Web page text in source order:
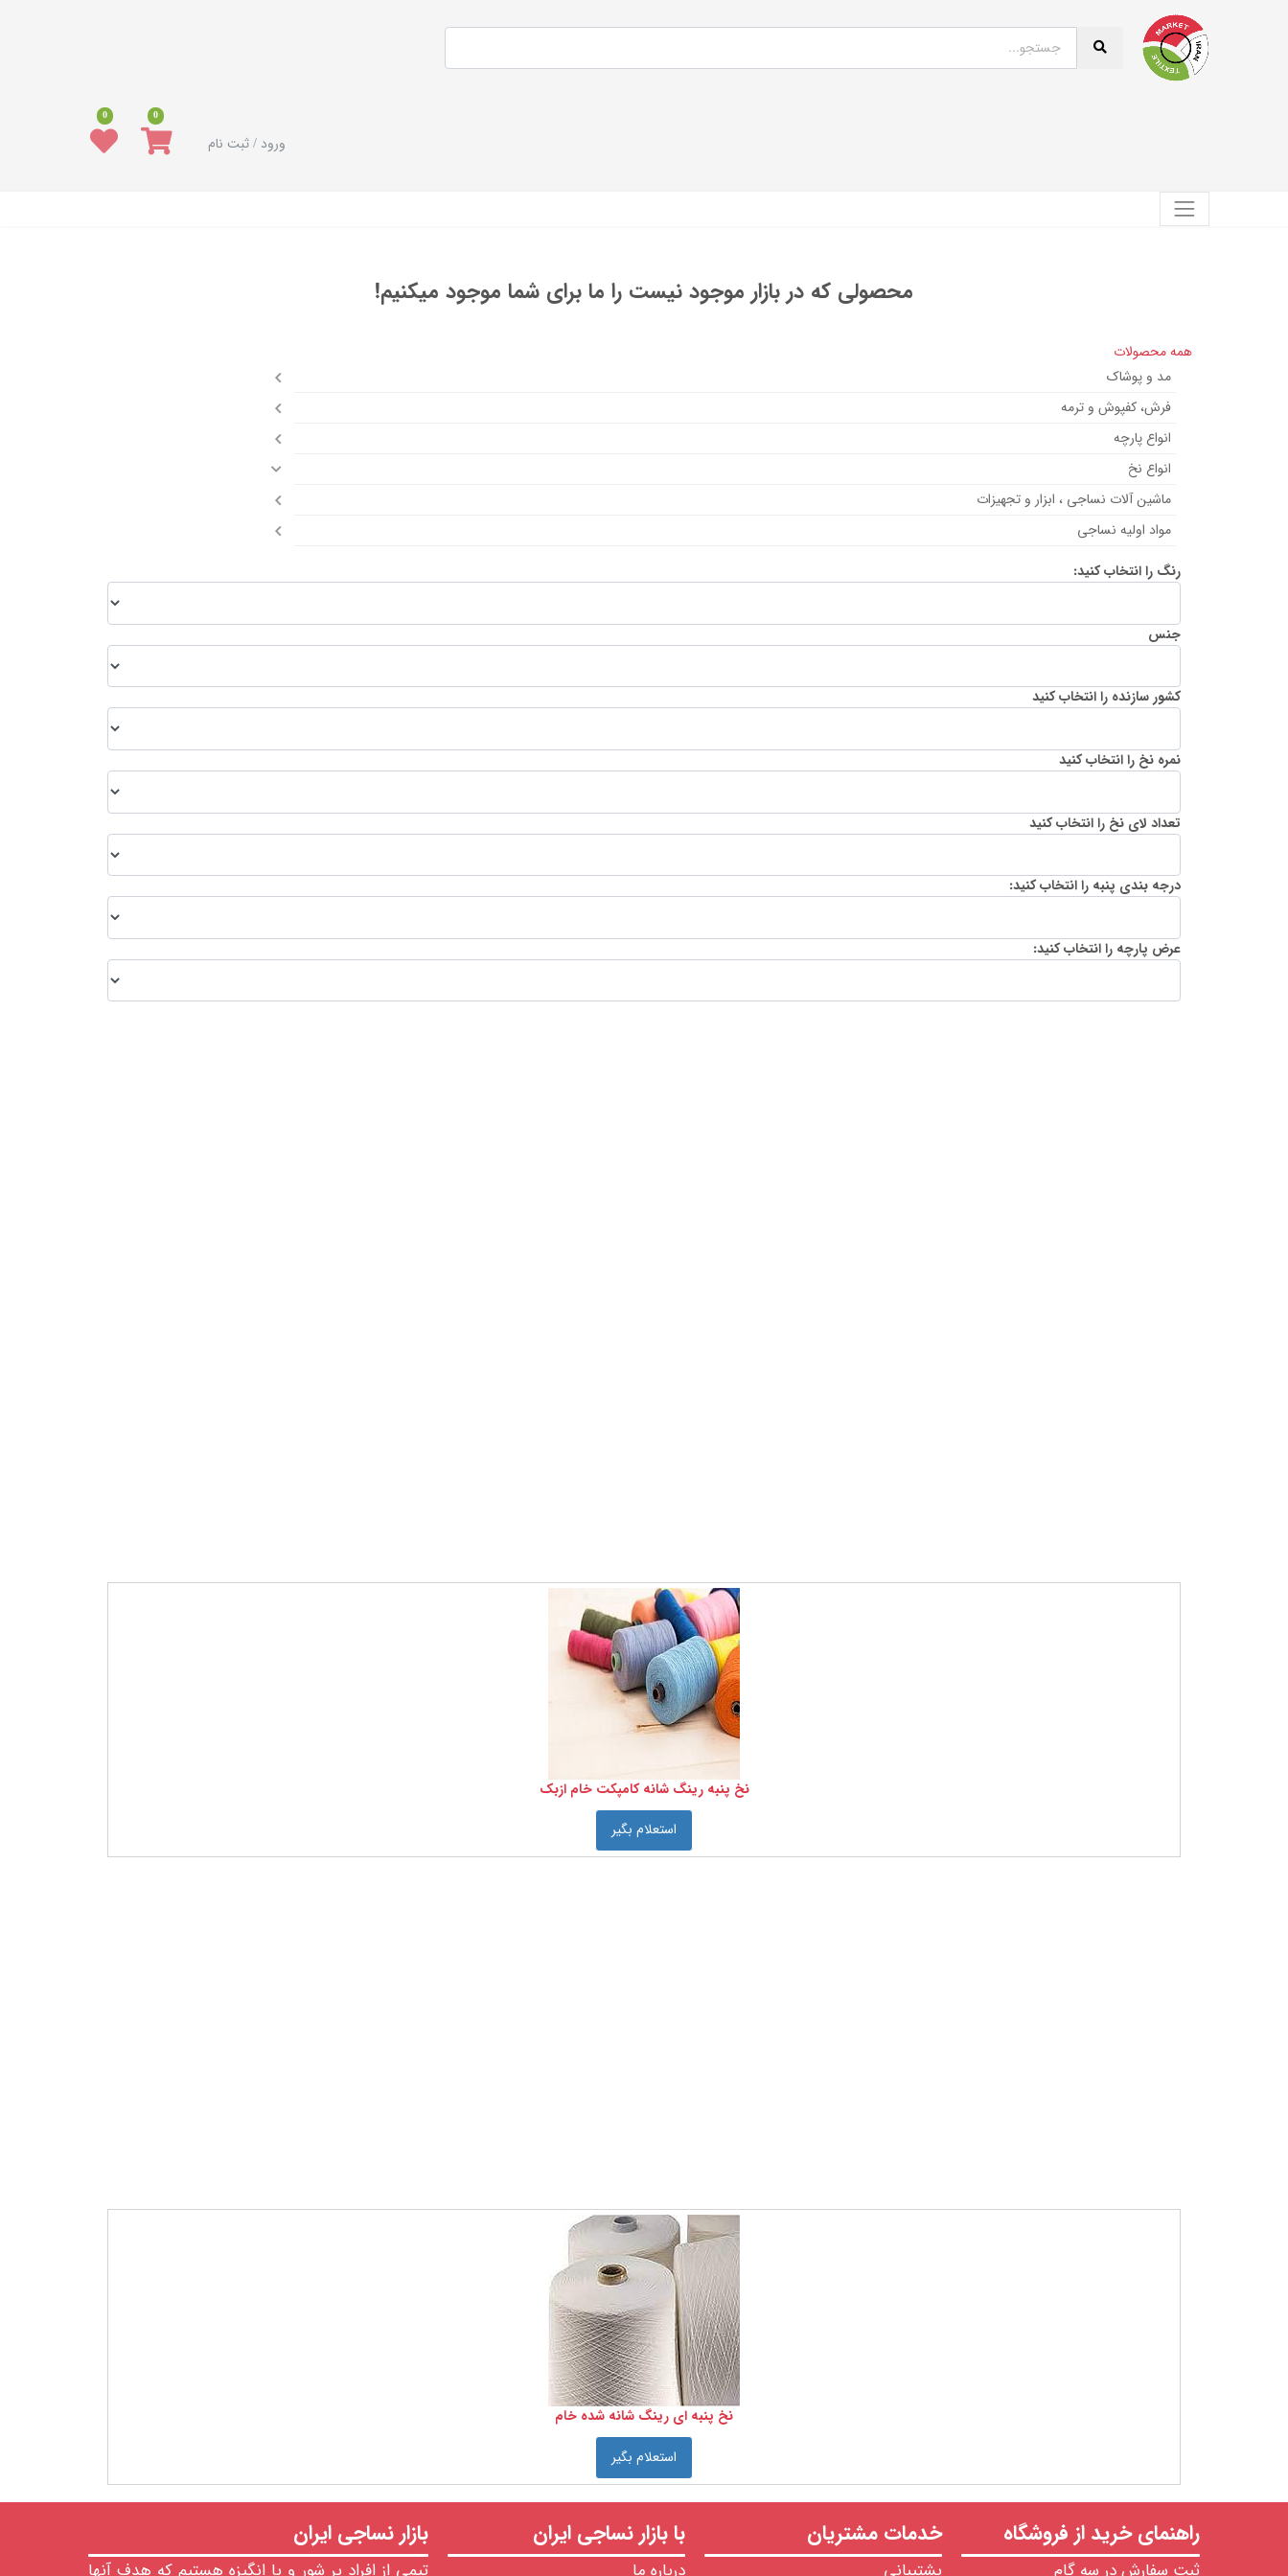
ورود / ثبت نام
0
0
محصولی که در بازار موجود نیست را ما برای شما موجود میکنیم!
همه محصولات
مد و پوشاک
فرش، کفپوش و ترمه
انواع پارچه
انواع نخ
ماشین آلات نساجی ، ابزار و تجهیزات
مواد اولیه نساجی
رنگ را انتخاب کنید:
جنس
کشور سازنده را انتخاب کنید
نمره نخ را انتخاب کنید
تعداد لای نخ را انتخاب کنید
درجه بندی پنبه را انتخاب کنید:
عرض پارچه را انتخاب کنید:
نخ پنبه رینگ شانه کامپکت خام ازبک
استعلام بگیر
نخ پنبه ای رینگ شانه شده خام
استعلام بگیر
راهنمای خرید از فروشگاه خدمات مشتریان با بازار نساجی ایران بازار نساجی ایران